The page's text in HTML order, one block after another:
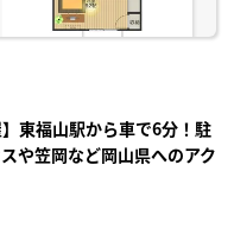
東福山駅から車で6分！駐
や笠岡など岡山県へのアク